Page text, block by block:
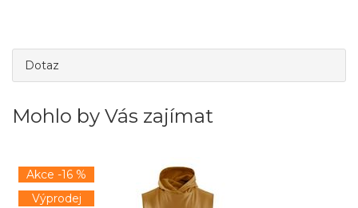
Dotaz
Mohlo by Vás zajímat
Akce -16 %
Výprodej